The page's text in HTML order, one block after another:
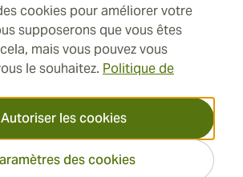
cookies pour améliorer votre
supposerons que vous êtes
mais vous pouvez vous
le souhaitez. Politique de
Autoriser les cookies
des cookies
+41 22 518 44 43